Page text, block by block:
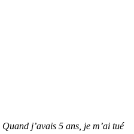
Quand j’avais 5 ans, je m’ai tué